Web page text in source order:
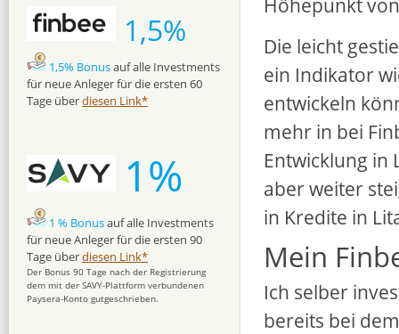
Höhepunkt
Die leicht
ein Indikator
entwickeln
mehr in bei
Entwicklung in
aber weiter
in Kredite in
Mein
Ich selber
bereits bei
1,5%
1,5% Bonusauf alle Investments
für neue Anleger für die ersten 60
Tage überdiesen Link*
1%
1 % Bonusauf alle Investments
für neue Anleger für die ersten 90
Tage überdiesen Link*
Der Bonus 90 Tage nach der Registrierung
dem mit der SAVY-Plattform verbundenen
Paysera-Konto gutgeschrieben.